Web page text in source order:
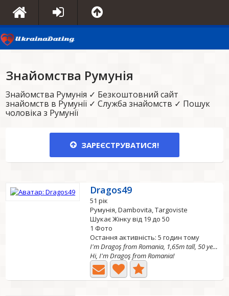
Знайомства Румунія
Знайомства Румунія ✓ Безкоштовний сайт
знайомств в Румунії ✓ Служба знайомств ✓ Пошук
чоловіка з Румунії
ЗАРЕЄСТРУВАТИСЯ!
Dragos49
51 рік
Румунія, Dambovita, Targoviste
Шукає Жінку від 19 до 50
1 Фото
Остання активність: 5 годин тому
I'm Dragoş from Romania, 1,65m tall, 50 years old
Hi, I'm Dragoş from Romania!